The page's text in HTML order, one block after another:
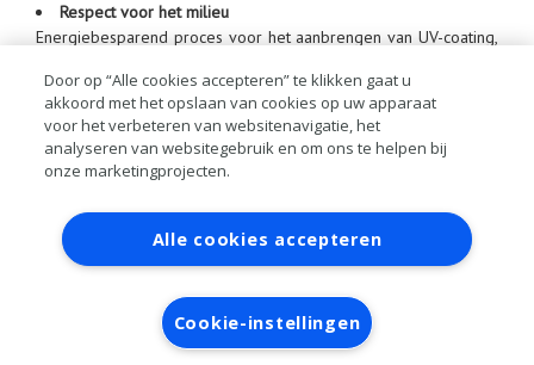
Respect voor het milieu
Energiebesparend proces voor het aanbrengen van UV-coating,
Vergelijking
Niet alle gecoate remschijven zijn gelijk. Hieronder een
de remschijven van Brembo met UV-coating.
Contact Account aanvragen
Inloggen
RAI bestanden
Privacy
Algemene
voorwaarden
Verwerkersovereenkomst
Door op “Alle cookies accepteren” te klikken gaat u
akkoord met het opslaan van cookies op uw apparaat
voor het verbeteren van websitenavigatie, het
analyseren van websitegebruik en om ons te helpen bij
onze marketingprojecten.
Alle cookies accepteren
Cookie-instellingen